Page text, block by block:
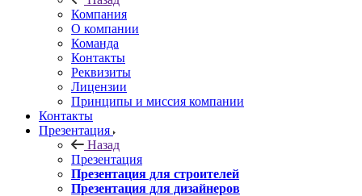
Компания
О компании
Команда
Контакты
Реквизиты
Лицензии
Принципы и миссия компании
Контакты
Презентация
Назад
Презентация
Презентация для строителей
Презентация для дизайнеров